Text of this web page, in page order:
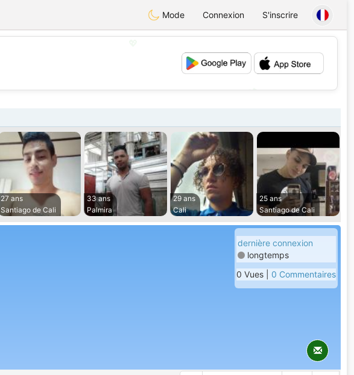
Mode Connexion S'inscrire
27 ans
Santiago de Cali
33 ans
Palmira
29 ans
Cali
25 ans
Santiago de Cali
dernière connexion
longtemps
0 Vues | 0 Commentaires